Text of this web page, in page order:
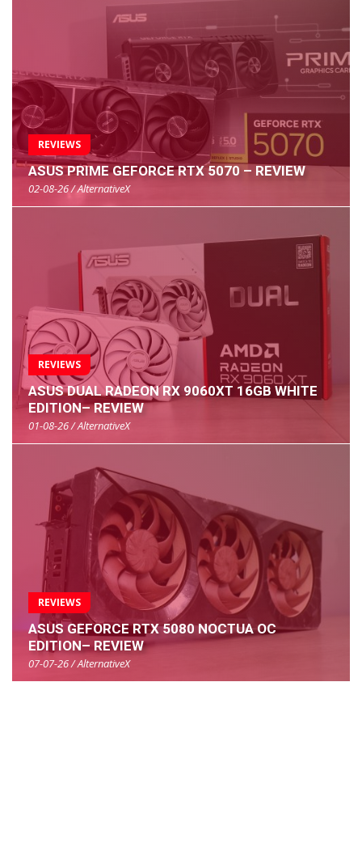
REVIEWS
ASUS PRIME GEFORCE RTX 5070 – REVIEW
02-08-26 / AlternativeX
REVIEWS
ASUS DUAL RADEON RX 9060XT 16GB WHITE
EDITION– REVIEW
01-08-26 / AlternativeX
REVIEWS
ASUS GEFORCE RTX 5080 NOCTUA OC
EDITION– REVIEW
07-07-26 / AlternativeX